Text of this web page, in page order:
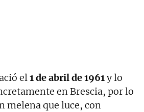
el1 de abril de 1961y lo
en Brescia, por lo
melena que luce, con